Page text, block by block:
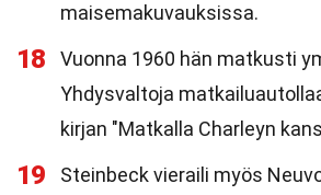
maisemakuvauksissa.
18
Vuonna 1960 hän matkusti
Yhdysvaltoja
kirjan "Matkalla Charleyn
19
Steinbeck vieraili myös